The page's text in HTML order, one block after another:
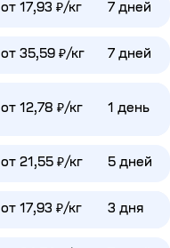
от 17,93 ₽/кг 7 дней
от 35,59 ₽/кг 7 дней
от 12,78 ₽/кг 1 день
от 21,55 ₽/кг 5 дней
от 17,93 ₽/кг 3 дня